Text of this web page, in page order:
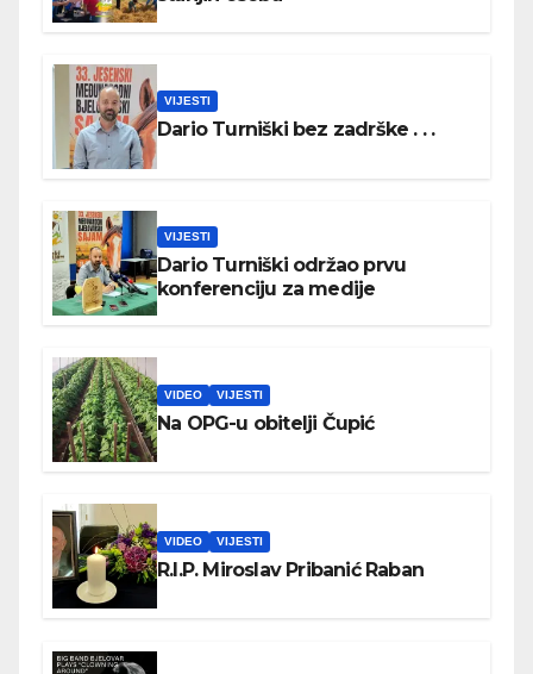
VIJESTI
Dario Turniški bez zadrške . . .
VIJESTI
Dario Turniški održao prvu
konferenciju za medije
VIDEO VIJESTI
Na OPG-u obitelji Čupić
VIDEO VIJESTI
R.I.P. Miroslav Pribanić Raban